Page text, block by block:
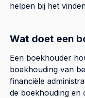
helpen bij het
Wat doet een
Een boekhouder
boekhouding van
financiële
de boekhouding en